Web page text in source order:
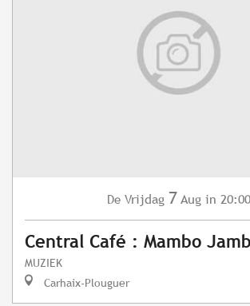
De Vrijdag 7 Aug in 20:00
Central Café : Mambo
MUZIEK
Carhaix-Plouguer